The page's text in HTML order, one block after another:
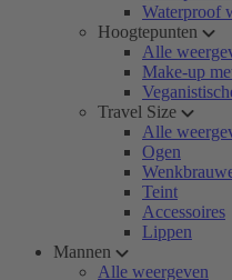
Waterproof
Hoogtepunten
Alle
Make-up
Travel Size
Alle
Ogen
Teint
Accessoires
Lippen
Mannen
Alle weergeven